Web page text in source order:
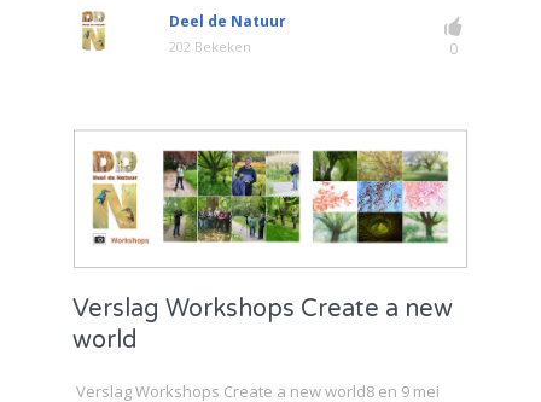
Deel de Natuur
202 Bekeken 0
Verslag Workshops Create a new
world
Verslag Workshops Create a new world8 en 9 mei